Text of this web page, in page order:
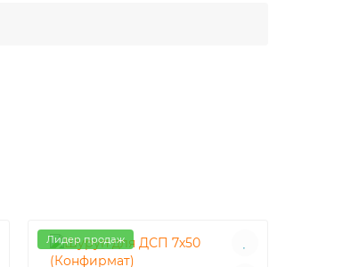
Лидер продаж